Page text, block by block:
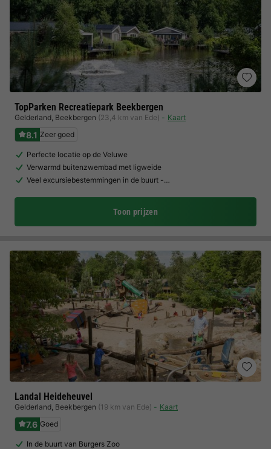
TopParken Recreatiepark Beekbergen
Gelderland, Beekbergen (23,4 km van Ede) Kaart
8.1 Zeer goed
Perfecte locatie op de Veluwe
Verwarmd buitenzwembad met ligweide
Veel excursiebestemmingen in de buurt -…
Toon prijzen
Landal Heideheuvel
Gelderland, Beekbergen (19 km van Ede) Kaart
7.6 Goed
In de buurt van Burgers Zoo